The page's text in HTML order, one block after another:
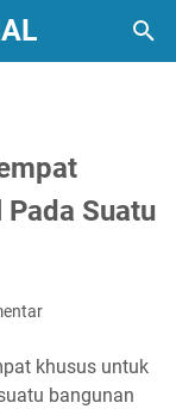
Suatu
khusus untuk
bangunan